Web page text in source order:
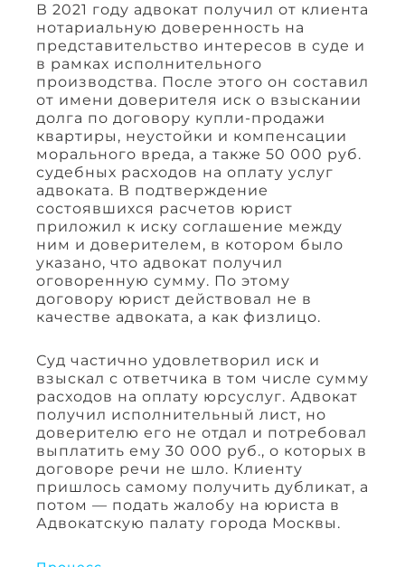
В 2021 году адвокат получил от клиента
нотариальную доверенность на
представительство интересов в суде и
в рамках исполнительного
производства. После этого он составил
от имени доверителя иск о взыскании
долга по договору купли-продажи
квартиры, неустойки и компенсации
морального вреда, а также 50 000 руб.
судебных расходов на оплату услуг
адвоката. В подтверждение
состоявшихся расчетов юрист
приложил к иску соглашение между
ним и доверителем, в котором было
указано, что адвокат получил
оговоренную сумму. По этому
договору юрист действовал не в
качестве адвоката, а как физлицо.
Суд частично удовлетворил иск и
взыскал с ответчика в том числе сумму
расходов на оплату юрсуслуг. Адвокат
получил исполнительный лист, но
доверителю его не отдал и потребовал
выплатить ему 30 000 руб., о которых в
договоре речи не шло. Клиенту
пришлось самому получить дубликат, а
потом — подать жалобу на юриста в
Адвокатскую палату города Москвы.